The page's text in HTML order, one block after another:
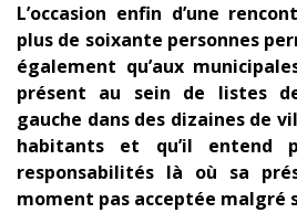
L’occasion enfin d’une
plus de soixante personnes
également qu’aux
présent au sein de listes
gauche dans des dizaines de
habitants et qu’il entend
responsabilités là où sa
moment pas acceptée malgré